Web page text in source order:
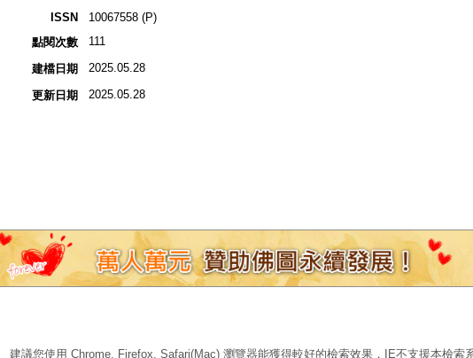
ISSN
10067558 (P)
點閱次數
111
建檔日期 2025.05.28
更新日期 2025.05.28
建議您使用 Chrome, Firefox, Safari(Mac) 瀏覽器能獲得較好的檢索效果，IE不支援本檢索系